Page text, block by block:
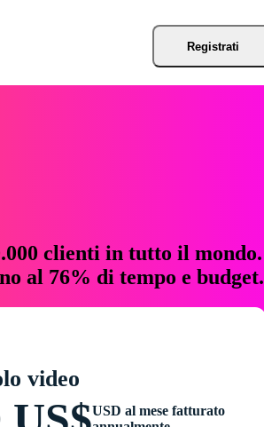
Registrati
clienti in tutto il mondo.
al 76% di tempo e budget.
video
USD al mese fatturato